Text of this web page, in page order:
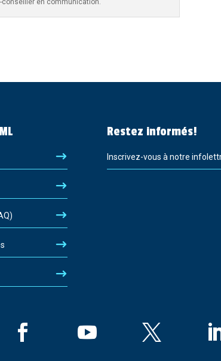
Restez informés!
Inscrivez-vous à notre